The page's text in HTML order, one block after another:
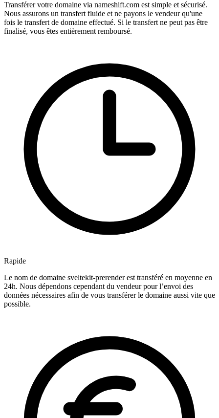
Transférer votre domaine via nameshift.com est simple et sécurisé.
Nous assurons un transfert fluide et ne payons le vendeur qu'une
fois le transfert de domaine effectué. Si le transfert ne peut pas être
finalisé, vous êtes entièrement remboursé.
Rapide
Le nom de domaine sveltekit-prerender est transféré en moyenne en
24h. Nous dépendons cependant du vendeur pour l’envoi des
données nécessaires afin de vous transférer le domaine aussi vite que
possible.